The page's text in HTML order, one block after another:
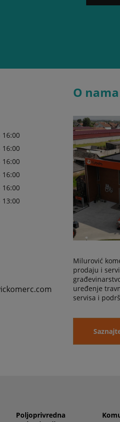
16:00
16:00
16:00
16:00
16:00
13:00
O nama
Milurović
prodaju i
uređenje
servisa i
Poljoprivredna